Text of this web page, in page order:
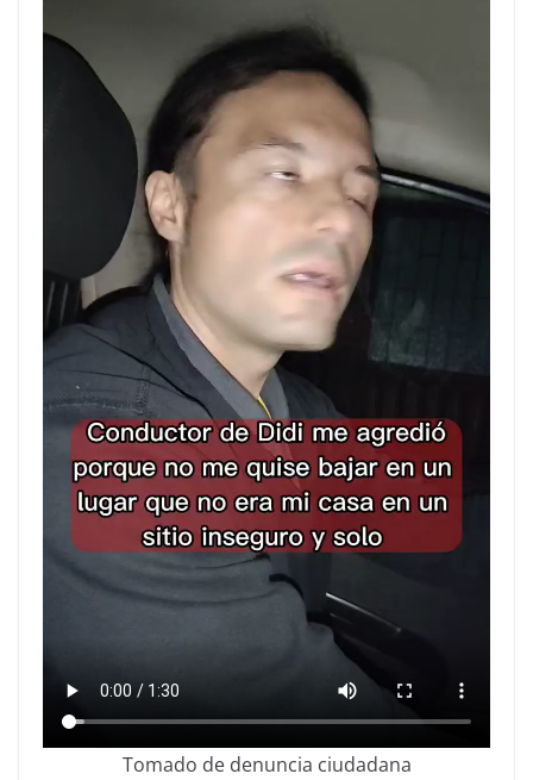
Tomado de denuncia ciudadana